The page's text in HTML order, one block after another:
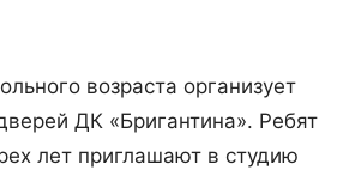
возраста организует
ДК «Бригантина». Ребят
лет приглашают в студию